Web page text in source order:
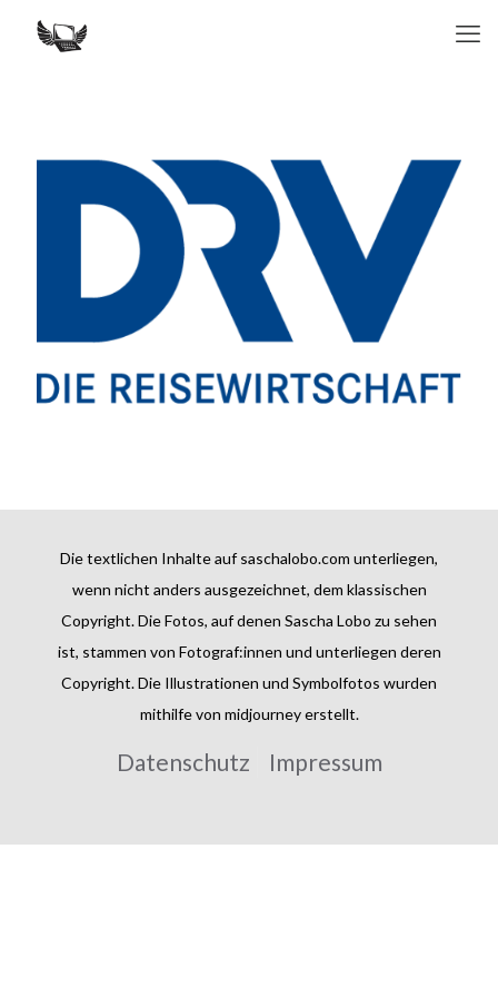
Die textlichen Inhalte auf saschalobo.com unterliegen,
wenn nicht anders ausgezeichnet, dem klassischen
Copyright. Die Fotos, auf denen Sascha Lobo zu sehen
ist, stammen von Fotograf:innen und unterliegen deren
Copyright. Die Illustrationen und Symbolfotos wurden
mithilfe von midjourney erstellt.
Datenschutz Impressum